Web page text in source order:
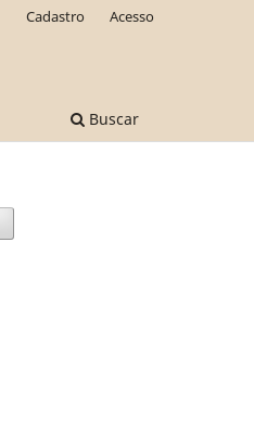
Buscar
Cadastro Acesso